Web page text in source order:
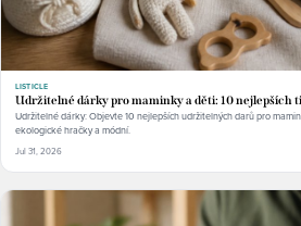
LISTICLE
Udržitelné dárky pro maminky a děti: 10 nejlepších
Udržitelné dárky: Objevte 10 nejlepších udržitelných darů pro
ekologické hračky a módní.
Jul 31, 2026